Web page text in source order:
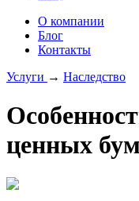
О компании
Блог
Контакты
Услуги → Наследство
ценных